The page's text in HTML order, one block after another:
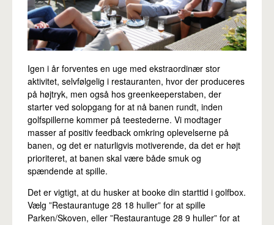
Igen i år forventes en uge med ekstraordinær stor
aktivitet, selvfølgelig i restauranten, hvor der produceres
på højtryk, men også hos greenkeeperstaben, der
starter ved solopgang for at nå banen rundt, inden
golfspillerne kommer på teestederne. Vi modtager
masser af positiv feedback omkring oplevelserne på
banen, og det er naturligvis motiverende, da det er højt
prioriteret, at banen skal være både smuk og
spændende at spille.
Det er vigtigt, at du husker at booke din starttid i golfbox.
Vælg ”Restaurantuge 28 18 huller” for at spille
Parken/Skoven, eller ”Restaurantuge 28 9 huller” for at